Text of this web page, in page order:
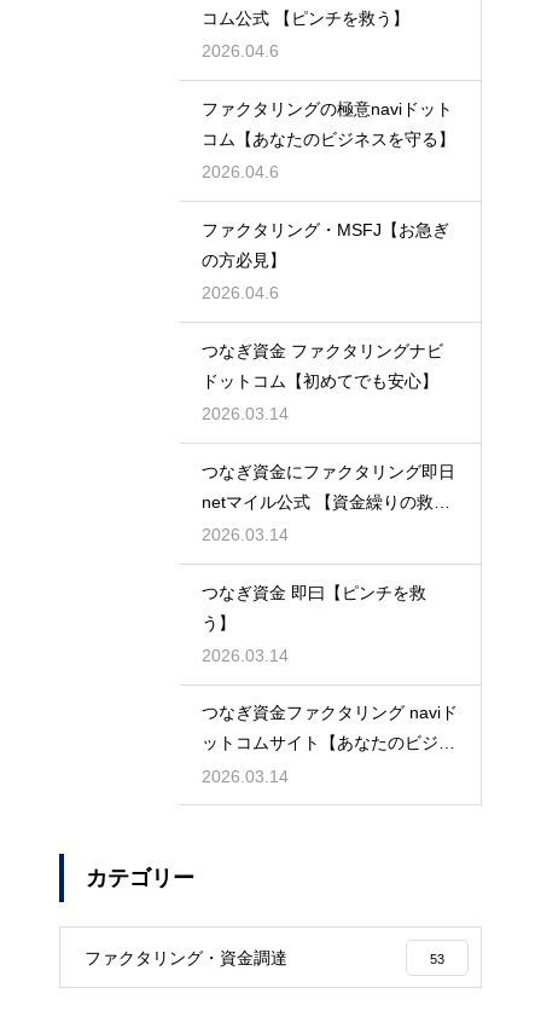
コム公式 【ピンチを救う】
2026.04.6
ファクタリングの極意naviドット
コム【あなたのビジネスを守る】
2026.04.6
ファクタリング・MSFJ【お急ぎ
の方必見】
2026.04.6
つなぎ資金 ファクタリングナビ
ドットコム【初めてでも安心】
2026.03.14
つなぎ資金にファクタリング即日
netマイル公式 【資金繰りの救世
主】
2026.03.14
つなぎ資金 即曰【ピンチを救
う】
2026.03.14
つなぎ資金ファクタリング naviド
ットコムサイト【あなたのビジネ
スを守る】
2026.03.14
カテゴリー
ファクタリング・資金調達 53